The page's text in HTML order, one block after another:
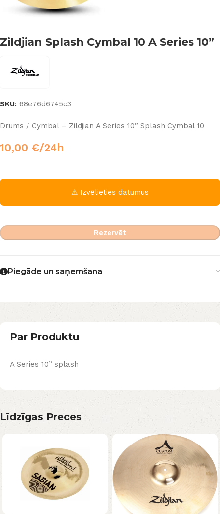
Zildjian Splash Cymbal 10 A Series 10”
SKU: 68e76d6745c3
Drums / Cymbal – Zildjian A Series 10” Splash Cymbal 10
10,00 €/24h
⚠ Izvēlieties datumus
Rezervēt
Piegāde un saņemšana
Par Produktu
A Series 10” splash
Līdzīgas Preces